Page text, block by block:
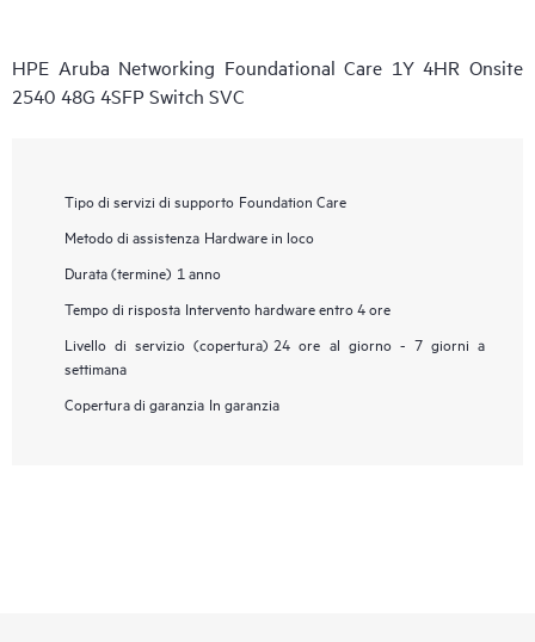
HPE Aruba Networking Foundational Care 1Y 4HR Onsite
2540 48G 4SFP Switch SVC
Tipo di servizi di supporto Foundation Care
Metodo di assistenza Hardware in loco
Durata (termine) 1 anno
Tempo di risposta Intervento hardware entro 4 ore
Livello di servizio (copertura) 24 ore al giorno - 7 giorni a
settimana
Copertura di garanzia In garanzia